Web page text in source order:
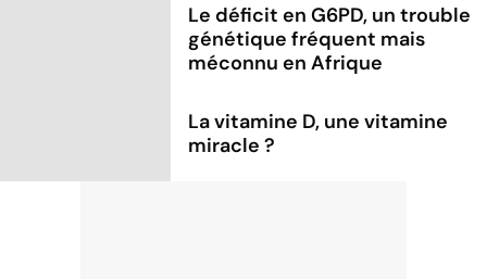
Le déficit en G6PD, un trouble
génétique fréquent mais
méconnu en Afrique
La vitamine D, une vitamine
miracle ?